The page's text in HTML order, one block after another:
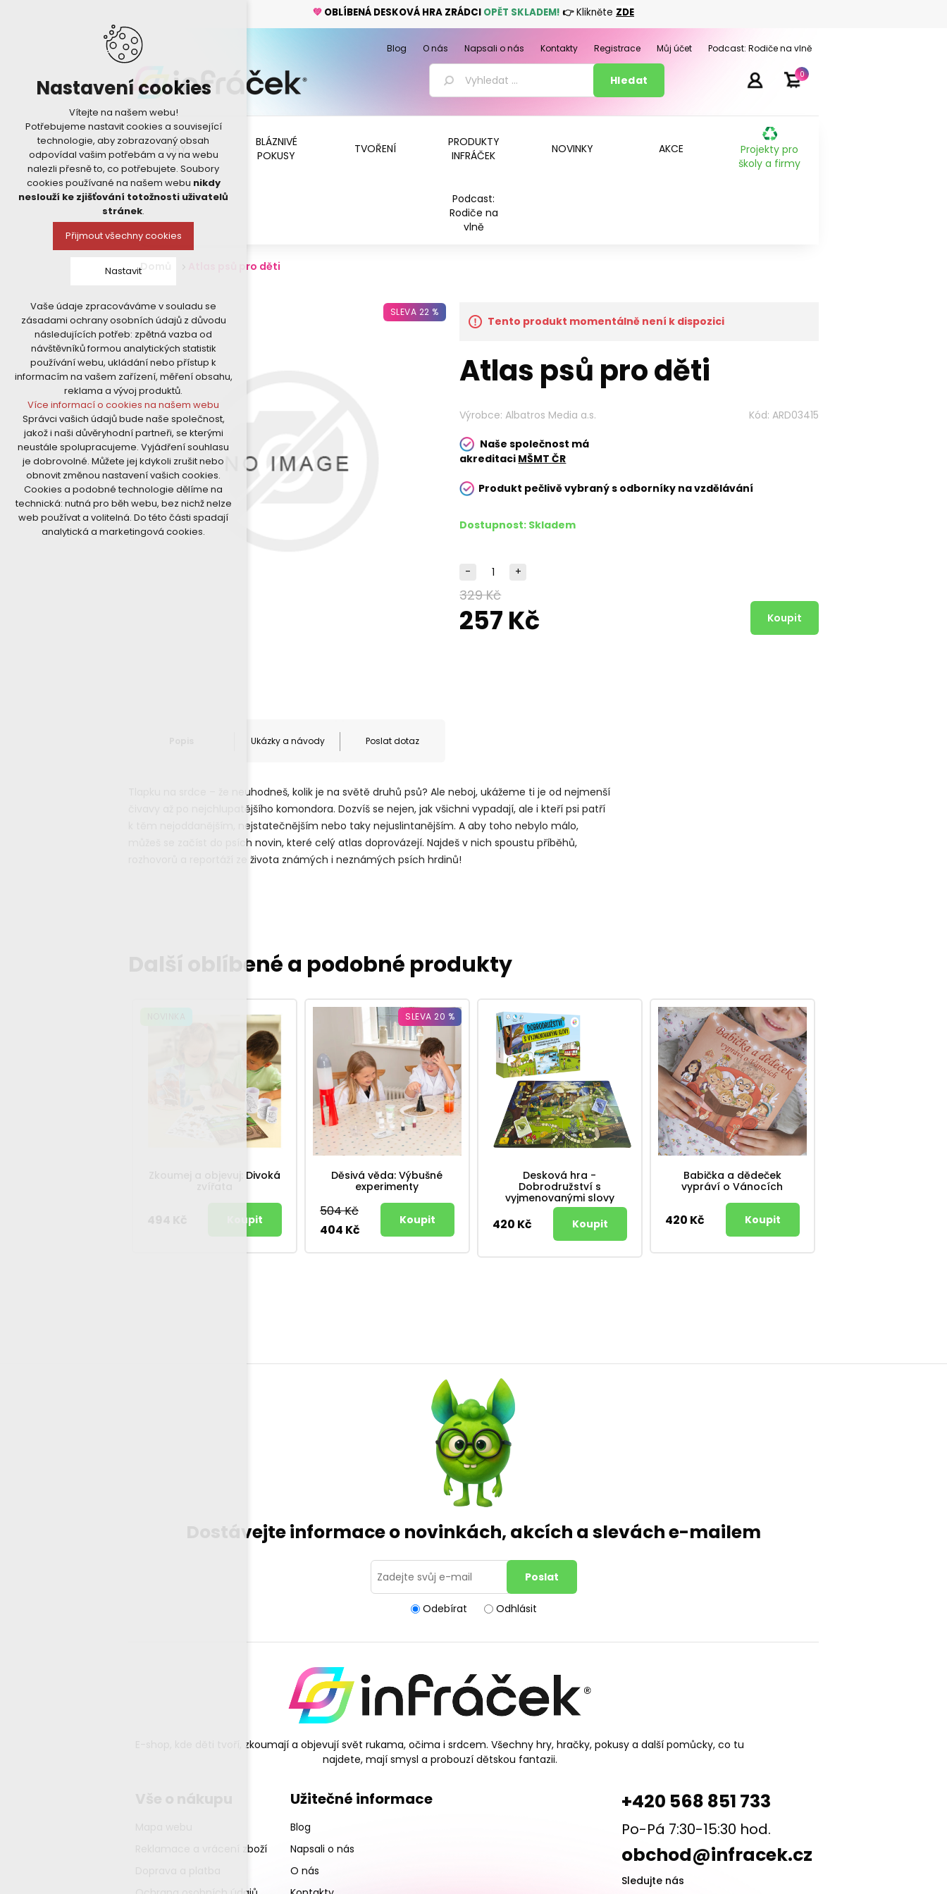
💚 OBLÍBENÁ DESKOVÁ HRA ZRÁDCI OPĚT SKLADEM! 👉Klikněte ZDE
Nastavení cookies
Vítejte na našem webu!
Potřebujeme nastavit cookies a související
technologie, aby zobrazovaný obsah
odpovídal vašim potřebám a vy na webu
nalezli přesně to, co potřebujete. Soubory
cookies používané na našem webu nikdy
neslouží ke zjišťování totožnosti uživatelů
stránek.
Přijmout všechny cookies
Nastavit
Technická cookies
nutná pro provozování webu
udržení kontextu stránek (session):
případná přihlášení, volby jazyka, apod.
Volitelná cookies
analytická pro anonymizované
vyhodnocení návštěvnosti
marketingová cookies (Google)
Více informací o cookies na našem webu
Přijmout všechny cookies
Odmítnout vše
Vaše údaje zpracováváme v souladu se
zásadami ochrany osobních údajů z důvodu
následujících potřeb: zpětná vazba od
návštěvníků formou analytických statistik
používání webu, ukládání nebo přístup k
informacím na vašem zařízení, měření obsahu,
reklama a vývoj produktů.
Více informací o cookies na našem webu
Správci vašich údajů bude naše společnost,
jakož i naši důvěryhodní partneři, se kterými
neustále spolupracujeme. Vyjádření souhlasu
je dobrovolné. Můžete jej kdykoli zrušit nebo
obnovit změnou nastavení vašich cookies.
Cookies a podobné technologie dělíme na
technická: nutná pro běh webu, bez nichž nelze
web používat a volitelná. Do této části spadají
analytická a marketingová cookies.
0
HRY
BLÁZNIVÉ
POKUSY
TVOŘENÍ
PRODUKTY
INFRÁČEK
NOVINKY AKCE
Projekty pro
školy a firmy
Podcast:
Rodiče na
vlně
Blog O nás Napsali o nás Kontakty Registrace Můj účet Podcast: Rodiče na vlně
Domů Atlas psů pro děti
SLEVA 22 %
Tento produkt momentálně není k dispozici
Atlas psů pro děti
Výrobce: Albatros Media a.s. Kód: ARD03415
Naše společnost má
akreditaci MŠMT ČR
Produkt pečlivě vybraný s odborníky na vzdělávání
Dostupnost: Skladem
329 Kč
257 Kč
- +
Ukázky a návody Poslat dotaz
Tlapku na srdce – že neuhodneš, kolik je na světě druhů psů? Ale neboj, ukážeme ti je od nejmenší
čivavy až po nejchlupatějšího komondora. Dozvíš se nejen, jak všichni vypadají, ale i kteří psi patří
k těm nejoddanějším, nejstatečnějším nebo taky nejuslintanějším. A aby toho nebylo málo,
můžeš se začíst do psích novin, které celý atlas doprovázejí. Najdeš v nich spoustu příběhů,
rozhovorů a reportáží ze života známých i neznámých psích hrdinů!
Další oblíbené a podobné produkty
Zkoumej a objevuj: Divoká
SLEVA 20 %
Děsivá věda: Výbušné
experimenty
504 Kč
404 Kč
Desková hra -
Dobrodružství s
vyjmenovanými slovy
420 Kč
Babička a dědeček
vypráví o Vánocích
420 Kč
Dostávejte informace o novinkách, akcích a slevách e-mailem
Odebírat Odhlásit
E-shop, kde děti tvoří, zkoumají a objevují svět rukama, očima i srdcem. Všechny hry, hračky, pokusy a další pomůcky, co tu
najdete, mají smysl a probouzí dětskou fantazii.
Reklamace a vrácení zboží
Užitečné informace
Blog
Napsali o nás
O nás
+420 568 851 733
Po-Pá 7:30-15:30 hod.
obchod@infracek.cz
Sledujte nás